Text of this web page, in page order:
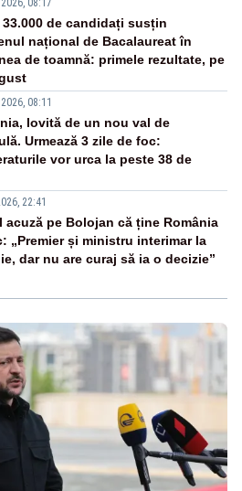
33.000 de candidați susțin
național de Bacalaureat în
de toamnă: primele rezultate, pe
08:11
lovită de un nou val de
Urmează 3 zile de foc:
vor urca la peste 38 de
22:41
acuză pe Bolojan că ține România
„Premier și ministru interimar la
dar nu are curaj să ia o decizie”